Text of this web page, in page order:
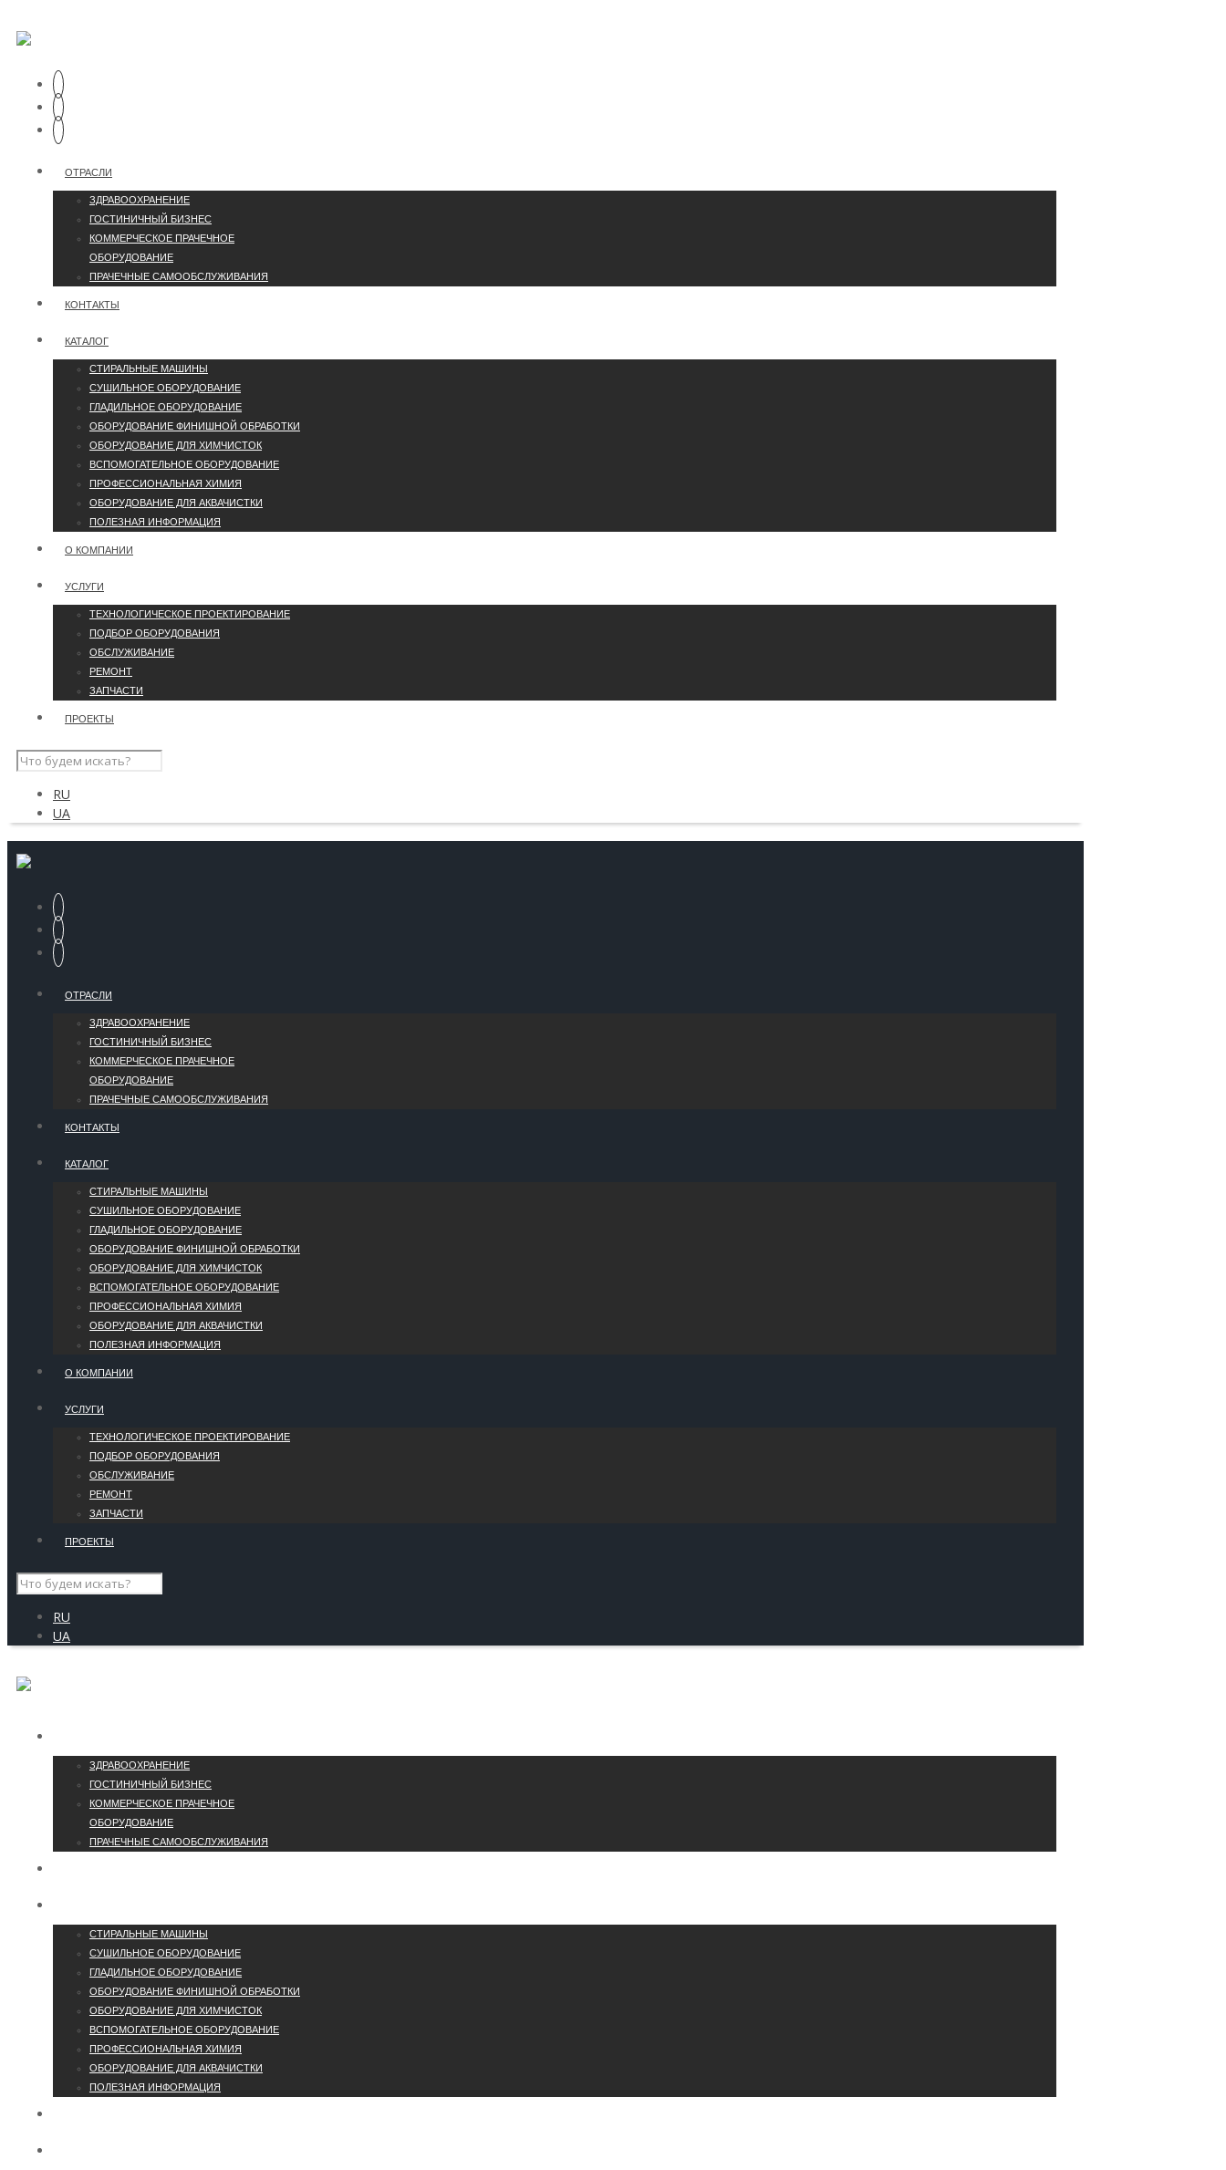
ОТРАСЛИ
ЗДРАВООХРАНЕНИЕ
ГОСТИНИЧНЫЙ БИЗНЕС
КОММЕРЧЕСКОЕ ПРАЧЕЧНОЕ
ОБОРУДОВАНИЕ
ПРАЧЕЧНЫЕ САМООБСЛУЖИВАНИЯ
КОНТАКТЫ
КАТАЛОГ
СТИРАЛЬНЫЕ МАШИНЫ
СУШИЛЬНОЕ ОБОРУДОВАНИЕ
ГЛАДИЛЬНОЕ ОБОРУДОВАНИЕ
ОБОРУДОВАНИЕ ФИНИШНОЙ ОБРАБОТКИ
ОБОРУДОВАНИЕ ДЛЯ ХИМЧИСТОК
ВСПОМОГАТЕЛЬНОЕ ОБОРУДОВАНИЕ
ПРОФЕССИОНАЛЬНАЯ ХИМИЯ
ОБОРУДОВАНИЕ ДЛЯ АКВАЧИСТКИ
ПОЛЕЗНАЯ ИНФОРМАЦИЯ
О КОМПАНИИ
УCЛУГИ
ТЕХНОЛОГИЧЕСКОЕ ПРОЕКТИРОВАНИЕ
ПОДБОР ОБОРУДОВАНИЯ
ОБСЛУЖИВАНИЕ
РЕМОНТ
ЗАПЧАСТИ
ПРОЕКТЫ
RU
UA
ОТРАСЛИ
ЗДРАВООХРАНЕНИЕ
ГОСТИНИЧНЫЙ БИЗНЕС
КОММЕРЧЕСКОЕ ПРАЧЕЧНОЕ
ОБОРУДОВАНИЕ
ПРАЧЕЧНЫЕ САМООБСЛУЖИВАНИЯ
КОНТАКТЫ
КАТАЛОГ
СТИРАЛЬНЫЕ МАШИНЫ
СУШИЛЬНОЕ ОБОРУДОВАНИЕ
ГЛАДИЛЬНОЕ ОБОРУДОВАНИЕ
ОБОРУДОВАНИЕ ФИНИШНОЙ ОБРАБОТКИ
ОБОРУДОВАНИЕ ДЛЯ ХИМЧИСТОК
ВСПОМОГАТЕЛЬНОЕ ОБОРУДОВАНИЕ
ПРОФЕССИОНАЛЬНАЯ ХИМИЯ
ОБОРУДОВАНИЕ ДЛЯ АКВАЧИСТКИ
ПОЛЕЗНАЯ ИНФОРМАЦИЯ
О КОМПАНИИ
УCЛУГИ
ТЕХНОЛОГИЧЕСКОЕ ПРОЕКТИРОВАНИЕ
ПОДБОР ОБОРУДОВАНИЯ
ОБСЛУЖИВАНИЕ
РЕМОНТ
ЗАПЧАСТИ
ПРОЕКТЫ
RU
UA
ЗДРАВООХРАНЕНИЕ
ГОСТИНИЧНЫЙ БИЗНЕС
КОММЕРЧЕСКОЕ ПРАЧЕЧНОЕ
ОБОРУДОВАНИЕ
ПРАЧЕЧНЫЕ САМООБСЛУЖИВАНИЯ
СТИРАЛЬНЫЕ МАШИНЫ
СУШИЛЬНОЕ ОБОРУДОВАНИЕ
ГЛАДИЛЬНОЕ ОБОРУДОВАНИЕ
ОБОРУДОВАНИЕ ФИНИШНОЙ ОБРАБОТКИ
ОБОРУДОВАНИЕ ДЛЯ ХИМЧИСТОК
ВСПОМОГАТЕЛЬНОЕ ОБОРУДОВАНИЕ
ПРОФЕССИОНАЛЬНАЯ ХИМИЯ
ОБОРУДОВАНИЕ ДЛЯ АКВАЧИСТКИ
ПОЛЕЗНАЯ ИНФОРМАЦИЯ